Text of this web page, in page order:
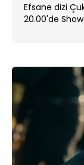
Efsane dizi
20.00'de